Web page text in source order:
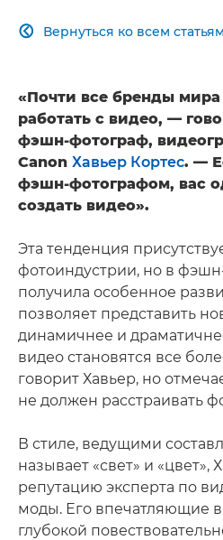
Вернуться ко всем статьям

«Почти все бренды мира
работать с видео, —
фэшн-фотограф,
Canon Хавьер Кортес. —
фэшн-фотографом, вас
создать видео».
Эта тенденция
фотоиндустрии, но в
получила особенное
позволяет представить
динамичнее и
видео становятся все
говорит Хавьер, но
не должен расстраивать
В стиле, ведущими
называет «свет» и «цвет»,
репутацию эксперта по
моды. Его впечатляющие
глубокой